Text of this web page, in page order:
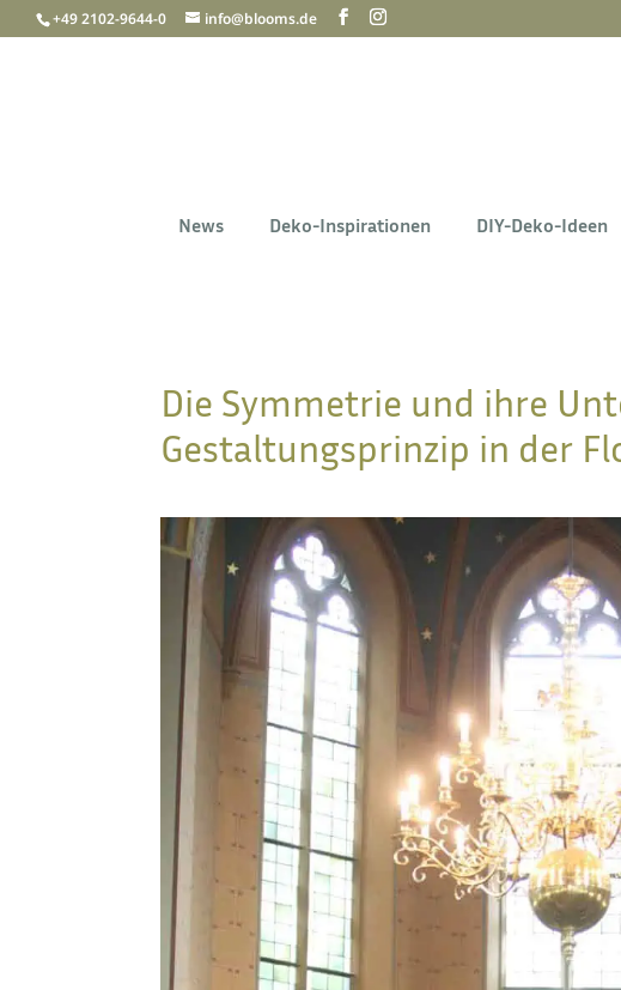
+49 2102-9644-0 info@blooms.de
News Deko-Inspirationen DIY-Deko-Ideen
Die Symmetrie und ihre
Gestaltungsprinzip in der